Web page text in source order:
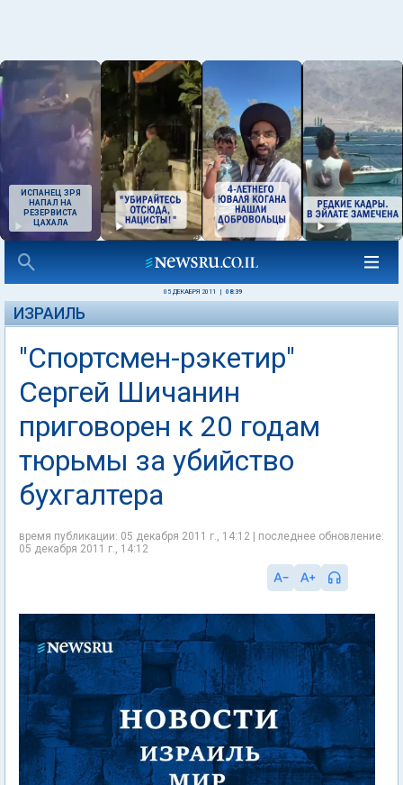
ИСПАНЕЦ ЗРЯ
НАПАЛ НА
РЕЗЕРВИСТА
ЦАХАЛА
05 ДЕКАБРЯ 2011 08:39
ИЗРАИЛЬ
"Спортсмен-рэкетир"
Сергей Шичанин
приговорен к 20 годам
тюрьмы за убийство
бухгалтера
время публикации: 05 декабря 2011 г., 14:12 | последнее обновление:
05 декабря 2011 г., 14:12